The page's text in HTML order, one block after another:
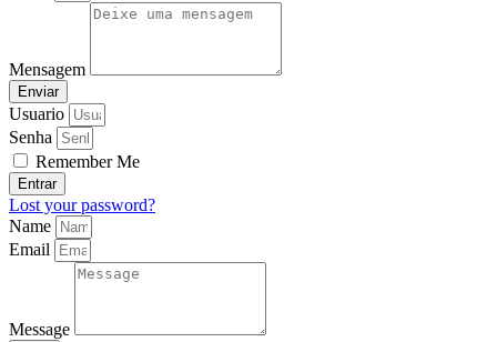
Mensagem
Enviar
Usuario
Senha
Remember Me
Entrar
Lost your password?
Name
Email
Message